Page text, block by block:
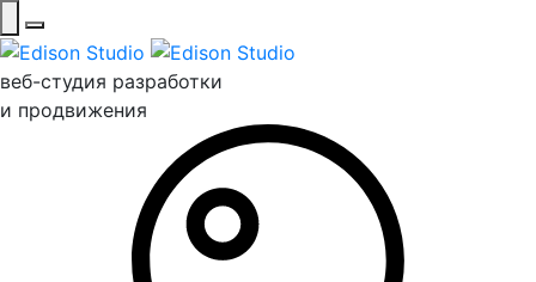
веб-студия разработки
и продвижения